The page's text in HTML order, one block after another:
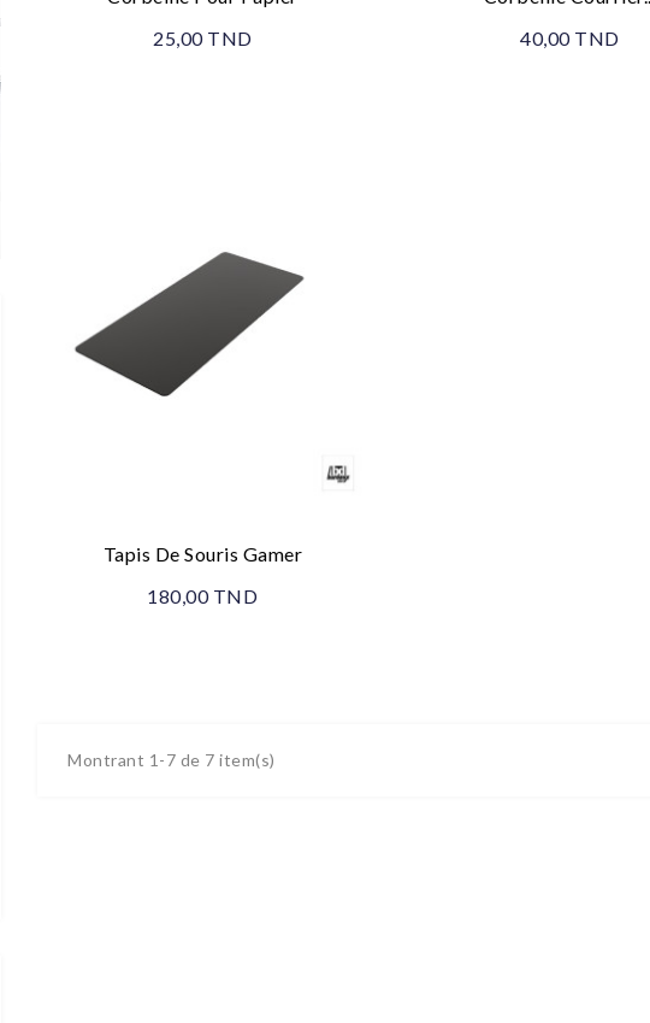
25,00 TND
40,00 TND
Tapis De Souris Gamer
180,00 TND
Montrant 1-7 de 7 item(s)